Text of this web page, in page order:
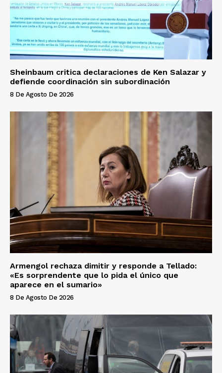
Sheinbaum critica declaraciones de Ken Salazar y
defiende coordinación sin subordinación
8 De Agosto De 2026
Armengol rechaza dimitir y responde a Tellado:
«Es sorprendente que lo pida el único que
aparece en el sumario»
8 De Agosto De 2026